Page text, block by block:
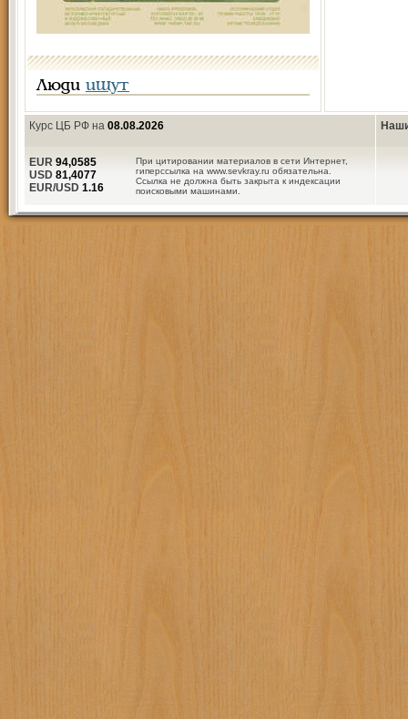
Люди ищут
Курс ЦБ РФ на 08.08.2026
При цитировании материалов в сети Интернет,
гиперссылка на www.sevkray.ru обязательна.
Ссылка не должна быть закрыта к индексации
поисковыми машинами.
EUR 94,0585
USD 81,4077
EUR/USD 1.16